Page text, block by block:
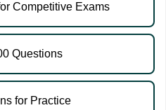
Competitive Exams
Questions
for Practice